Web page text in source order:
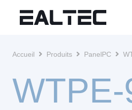
Fil
Accueil Produits PanelPC